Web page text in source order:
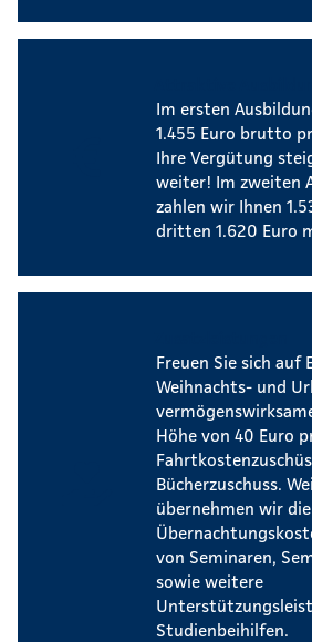
Im ersten
1.455 Euro brutto
Ihre Vergütung
weiter! Im zweiten
zahlen wir Ihnen
dritten 1.620 Euro
Freuen Sie sich auf
Weihnachts- und
Höhe von 40 Euro
Bücherzuschuss.
übernehmen wir
von Seminaren,
sowie weitere
Studienbeihilfen.